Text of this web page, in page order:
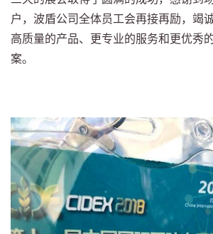
户，波盾公司全体员工会再接再励，竭
高质量的产品、更专业的服务和更优秀
案。